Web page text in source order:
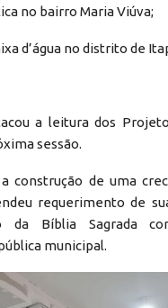
no bairro Maria Viúva;
d’água no distrito de
a leitura dos
sessão.
construção de uma
requerimento de
da Bíblia Sagrada
municipal.